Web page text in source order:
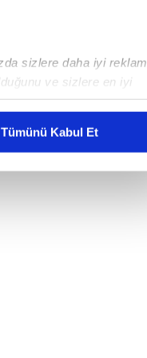
sizlere daha iyi reklam
ve sizlere en iyi
karşılamak
sunulması
ve sizlere yönelik
detaylı bilgi için Ayarlar
ve sitemizde ilgili
Tümünü Kabul Et